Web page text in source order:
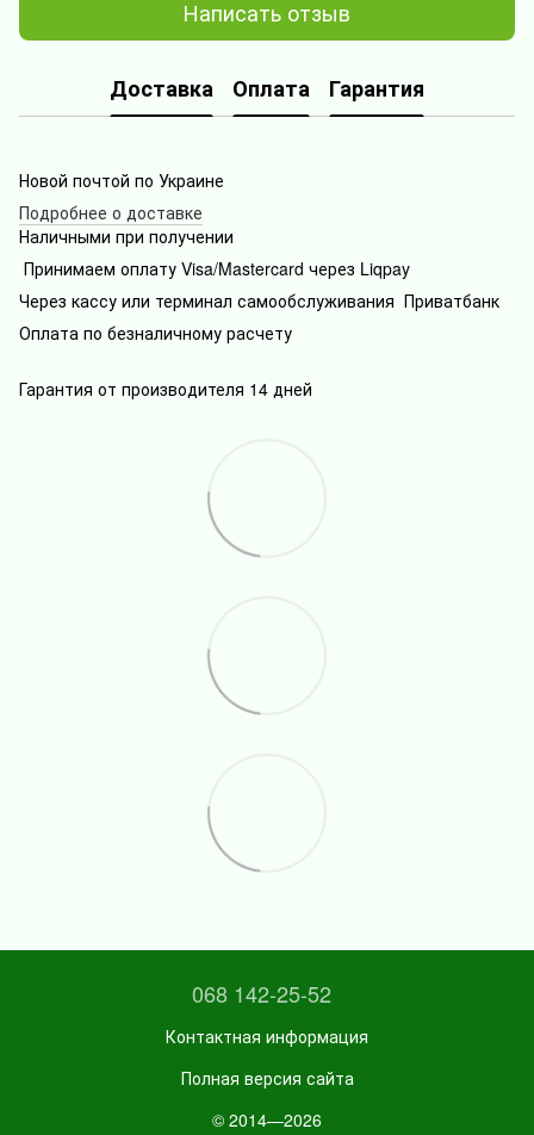
Написать отзыв
Доставка Оплата Гарантия
Новой почтой по Украине
Подробнее о доставке
Наличными при получении
Принимаем оплату Visa/Mastercard через Liqpay
Через кассу или терминал самообслуживания Приватбанк
Оплата по безналичному расчету
Гарантия от производителя 14 дней
068 142-25-52
Контактная информация
Полная версия сайта
© 2014—2026